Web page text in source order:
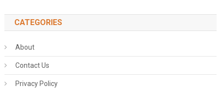
CATEGORIES
About
Contact Us
Privacy Policy